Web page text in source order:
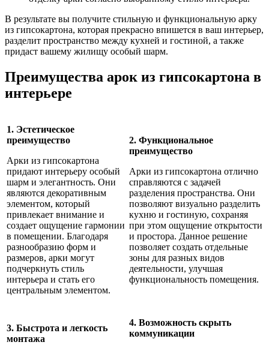
В результате вы получите стильную и функциональную арку
из гипсокартона, которая прекрасно впишется в ваш интерьер,
разделит пространство между кухней и гостиной, а также
придаст вашему жилищу особый шарм.
Преимущества арок из гипсокартона в
интерьере
1. Эстетическое
преимущество
Арки из гипсокартона
придают интерьеру особый
шарм и элегантность. Они
являются декоративным
элементом, который
привлекает внимание и
создает ощущение гармонии
в помещении. Благодаря
разнообразию форм и
размеров, арки могут
подчеркнуть стиль
интерьера и стать его
центральным элементом.
2. Функциональное
преимущество
Арки из гипсокартона отлично
справляются с задачей
разделения пространства. Они
позволяют визуально разделить
кухню и гостиную, сохраняя
при этом ощущение открытости
и простора. Данное решение
позволяет создать отдельные
зоны для разных видов
деятельности, улучшая
функциональность помещения.
3. Быстрота и легкость
монтажа
4. Возможность скрыть
коммуникации